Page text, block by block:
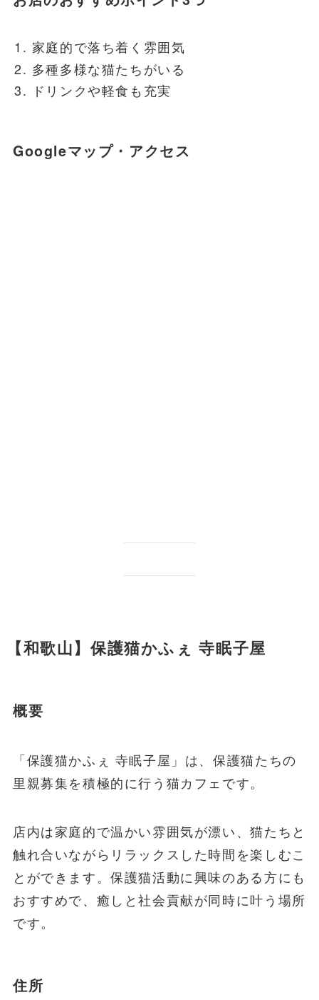
家庭的で落ち着く雰囲気
多種多様な猫たちがいる
ドリンクや軽食も充実
Googleマップ・アクセス
【和歌山】保護猫かふぇ 寺眠子屋
概要
「保護猫かふぇ 寺眠子屋」は、保護猫たちの
里親募集を積極的に行う猫カフェです。
店内は家庭的で温かい雰囲気が漂い、猫たちと
触れ合いながらリラックスした時間を楽しむこ
とができます。保護猫活動に興味のある方にも
おすすめで、癒しと社会貢献が同時に叶う場所
です。
住所